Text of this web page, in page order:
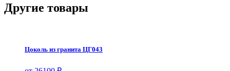
Другие товары
Цоколь из гранита ЦГ043